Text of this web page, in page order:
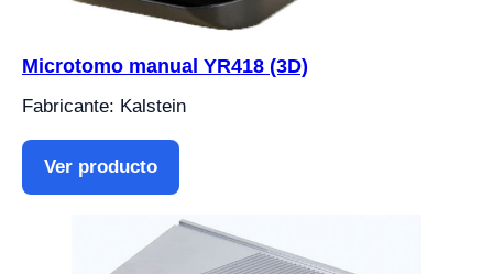
Microtomo manual YR418 (3D)
Fabricante: Kalstein
Ver producto